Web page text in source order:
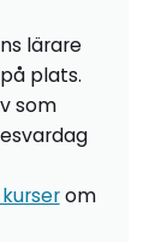
lärare
plats.
som
om